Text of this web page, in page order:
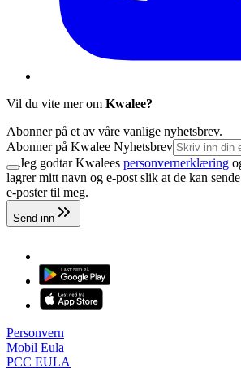
Vil du vite mer om Kwalee?
Abonner på et av våre vanlige nyhetsbrev.
Abonner på Kwalee Nyhetsbrev
Jeg godtar Kwalees personvernerklæring
lagrer mitt navn og e-post slik at de kan
e-poster til meg.
Send inn
Personvern
Mobil Eula
PCC EULA